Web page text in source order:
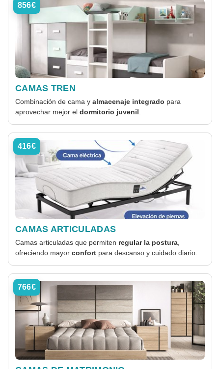
856€
CAMAS TREN
Combinación de cama y almacenaje integrado para
aprovechar mejor el dormitorio juvenil
416€
CAMAS ARTICULADAS
Camas articuladas que permiten regular la postura
ofreciendo mayor confort para descanso y cuidado diario.
766€